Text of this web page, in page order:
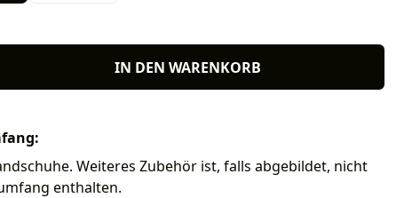
IN DEN WARENKORB
Weiteres Zubehör ist, falls abgebildet, nicht
enthalten.